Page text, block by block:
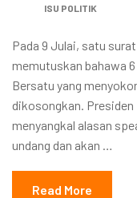
ISU POLITIK
Pada 9 Julai, satu
memutuskan bahawa
Bersatu yang
dikosongkan. Presiden
menyangkal alasan
undang dan akan …
Read More